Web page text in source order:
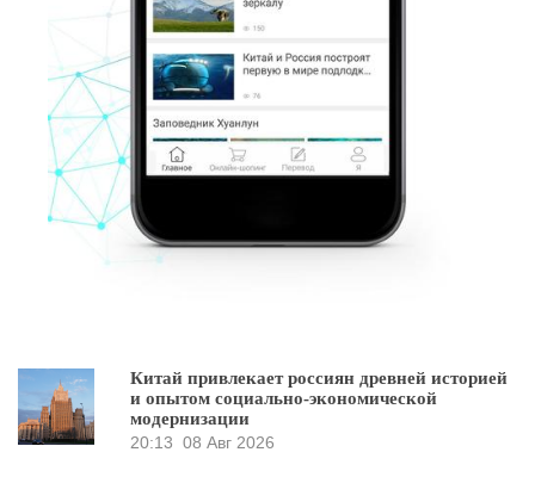
Китай привлекает россиян древней историей
и опытом социально-экономической
модернизации
20:13 08 Авг 2026